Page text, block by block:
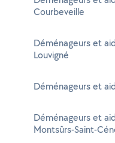
Courbeveille
Déménageurs et
Louvigné
Déménageurs et
Déménageurs et
Montsûrs-Saint-